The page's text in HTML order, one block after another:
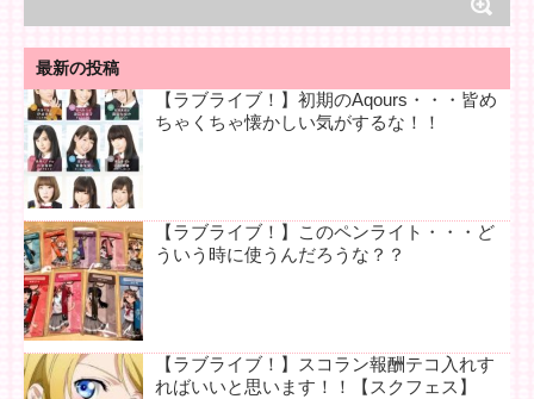
最新の投稿
【ラブライブ！】初期のAqours・・・皆め
ちゃくちゃ懐かしい気がするな！！
【ラブライブ！】このペンライト・・・ど
ういう時に使うんだろうな？？
【ラブライブ！】スコラン報酬テコ入れす
ればいいと思います！！【スクフェス】